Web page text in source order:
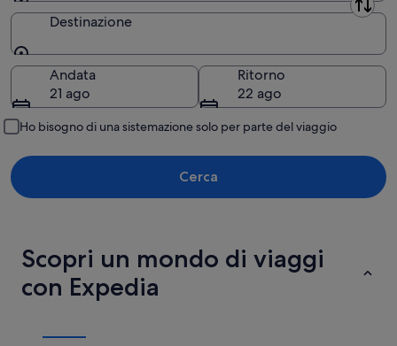
Partenza
Destinazione
Destinazione
Andata
21 ago
Ritorno
22 ago
Ho bisogno di una sistemazione solo per parte del viaggio
Cerca
Scopri un mondo di viaggi
con Expedia